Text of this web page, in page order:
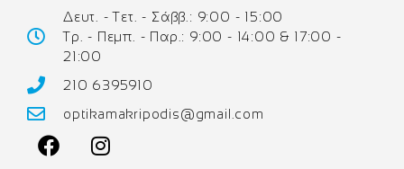
Δευτ. - Τετ. - Σάββ.: 9:00 - 15:00
Τρ. - Πεμπ. - Παρ.: 9:00 - 14:00 & 17:00 -
21:00
210 6395910
optikamakripodis@gmail.com